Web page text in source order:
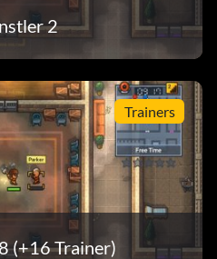
2
Trainers
(+16 Trainer)